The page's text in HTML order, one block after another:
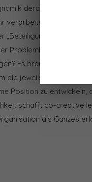
derart gestiegen
verarbeiten können.
der ohnehin
Problemlösung – und
Es braucht einen
die jeweils relevanten
Position zu entwickeln,
schafft co-creative
als Ganzes